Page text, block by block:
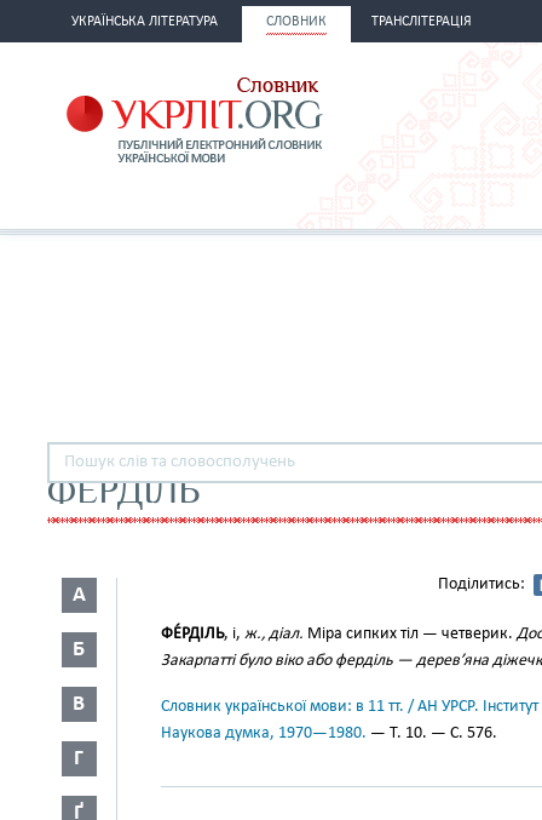
УКРАЇНСЬКА ЛІТЕРАТУРА СЛОВНИК ТРАНСЛІТЕРАЦІЯ
ФЕРДІЛЬ
А
Б
В
Г
Ґ
Поділитись:
ФЕ́РДІЛЬ, і, ж., діал. Міра сипких тіл — четверик.
Закарпатті було віко або ферділь — дерев’яна
Словник української мови: в 11 тт. / АН УРСР.
Наукова думка, 1970—1980. — Т. 10. — С. 576.